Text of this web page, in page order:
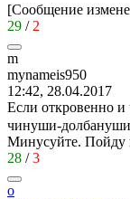
[Сообщение
29 / 2
m
mynameis950
12:42, 28.04.2017
Если откровенно и
чинуши-
Минусуйте. Пойду
28 /3
о